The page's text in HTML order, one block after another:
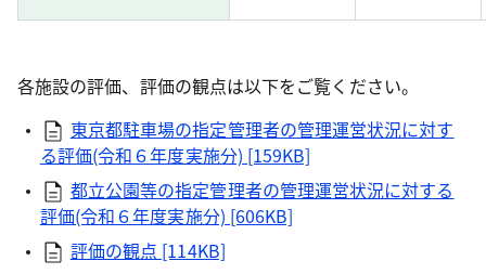
各施設の評価、評価の観点は以下をご覧ください。
東京都駐車場の指定管理者の管理運営状況に対す
る評価(令和６年度実施分) [159KB]
都立公園等の指定管理者の管理運営状況に対する
評価(令和６年度実施分) [606KB]
評価の観点 [114KB]